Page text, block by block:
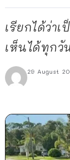
เรียกได้ว่า
เห็นได้ทุกวั
29 August